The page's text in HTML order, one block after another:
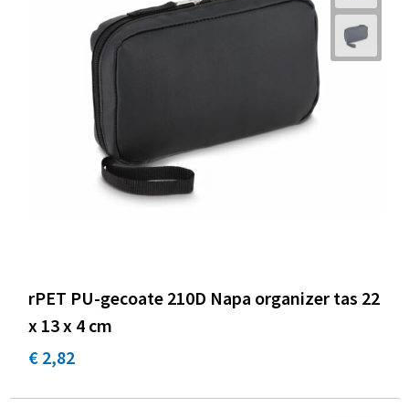
rPET PU-gecoate 210D Napa organizer tas 22
x 13 x 4 cm
€ 2,82